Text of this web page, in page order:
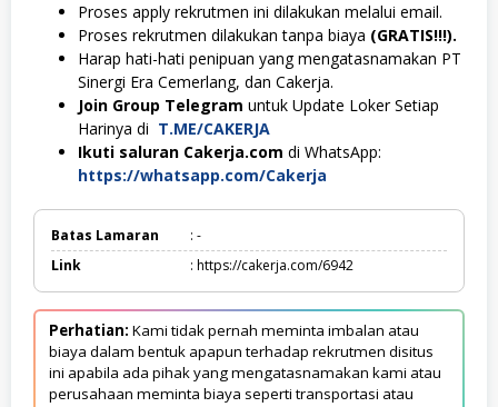
Proses apply rekrutmen ini dilakukan melalui email.
Proses rekrutmen dilakukan tanpa biaya (GRATIS!!!).
Harap hati-hati penipuan yang mengatasnamakan PT
Sinergi Era Cemerlang, dan Cakerja.
Join Group Telegram untuk Update Loker Setiap
Harinya di T.ME/CAKERJA
Ikuti saluran Cakerja.com di WhatsApp:
https://whatsapp.com/Cakerja
Batas Lamaran
: -
Link
: https://cakerja.com/6942
Perhatian: Kami tidak pernah meminta imbalan atau
biaya dalam bentuk apapun terhadap rekrutmen disitus
ini apabila ada pihak yang mengatasnamakan kami atau
perusahaan meminta biaya seperti transportasi atau